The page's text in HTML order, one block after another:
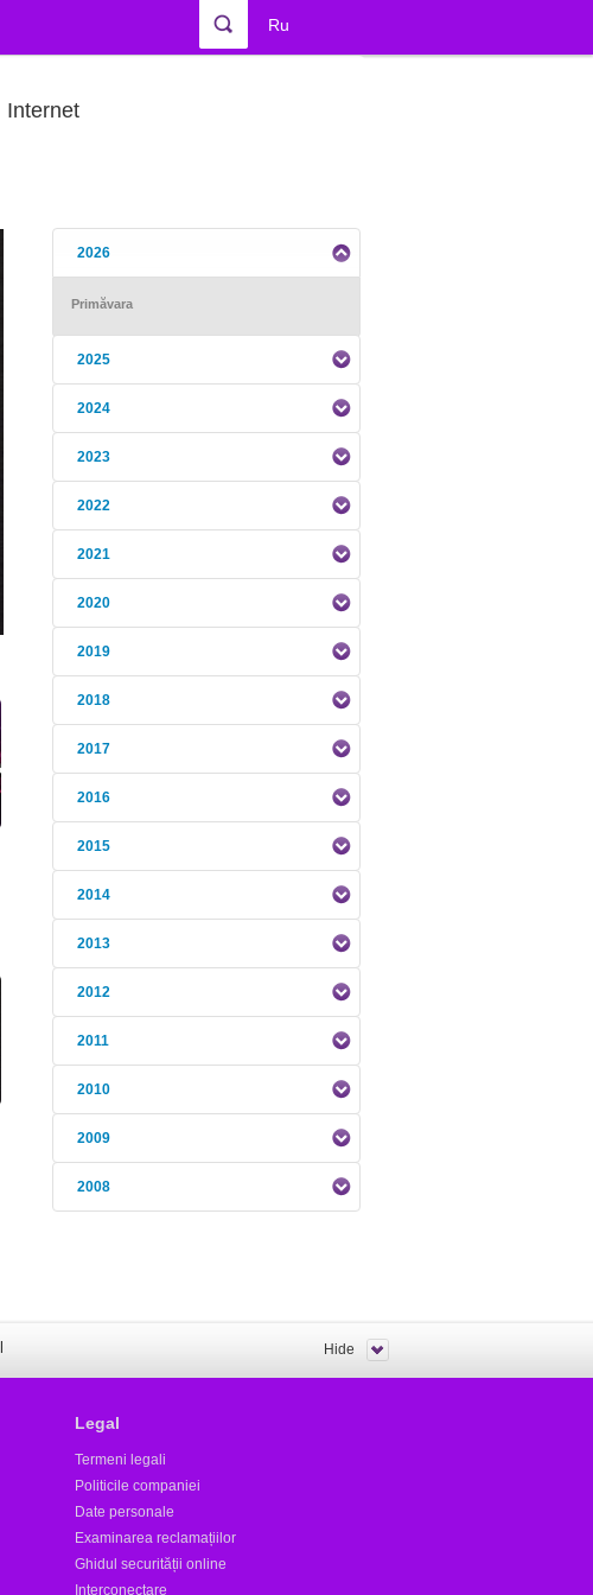
Ru
Internet
2026
Primăvara
2025
2024
2023
2022
2021
2020
2019
2018
2017
2016
2015
2014
2013
2012
2011
2010
2009
2008
Hide
Legal
Termeni legali
Politicile companiei
Date personale
Examinarea reclamațiilor
Ghidul securității online
Interconectare